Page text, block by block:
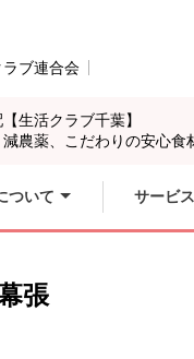
ラブ連合会 別のウィンドウ
生活クラブ千葉】
農薬、こだわりの安心食
ついて サービ
張